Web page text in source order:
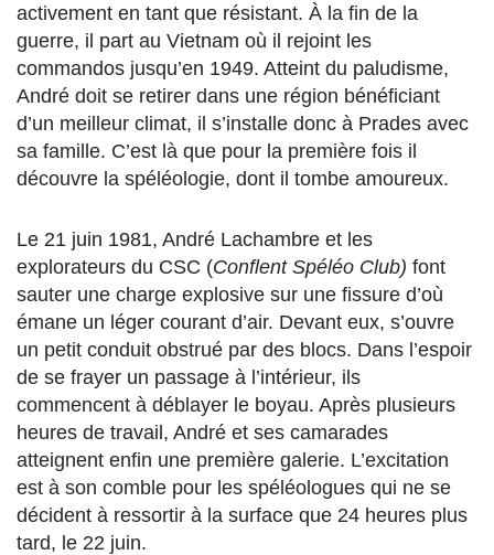
activement en tant que résistant. À la fin de la
guerre, il part au Vietnam où il rejoint les
commandos jusqu’en 1949. Atteint du paludisme,
André doit se retirer dans une région bénéficiant
d’un meilleur climat, il s’installe donc à Prades avec
sa famille. C’est là que pour la première fois il
découvre la spéléologie, dont il tombe amoureux.
Le 21 juin 1981, André Lachambre et les
explorateurs du CSC (Conflent Spéléo Club) font
sauter une charge explosive sur une fissure d’où
émane un léger courant d’air. Devant eux, s’ouvre
un petit conduit obstrué par des blocs. Dans l’espoir
de se frayer un passage à l’intérieur, ils
commencent à déblayer le boyau. Après plusieurs
heures de travail, André et ses camarades
atteignent enfin une première galerie. L’excitation
est à son comble pour les spéléologues qui ne se
décident à ressortir à la surface que 24 heures plus
tard, le 22 juin.